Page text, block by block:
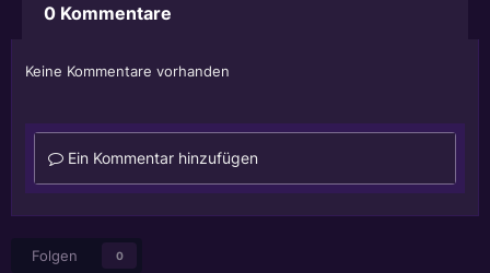
0 Kommentare
Keine Kommentare vorhanden
Ein Kommentar hinzufügen
Folgen 0